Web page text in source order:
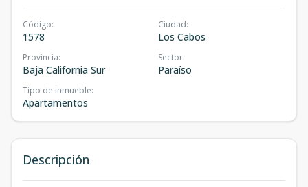
Código:
1578
Ciudad:
Los Cabos
Provincia:
Baja California Sur
Sector:
Paraíso
Tipo de inmueble:
Apartamentos
Descripción